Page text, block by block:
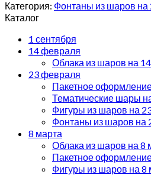
Категория: Фонтаны из шаров на
Каталог
1 сентября
14 февраля
Облака из шаров на
23 февраля
Пакетное
Тематические шары
Фигуры из шаров на
Фонтаны из шаров на
8 марта
Облака из шаров на 8
Пакетное
Фигуры из шаров на 8